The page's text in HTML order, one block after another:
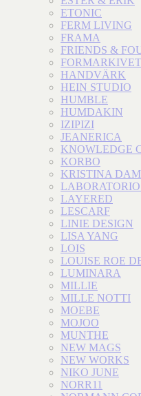
ETONIC
FERM LIVING
FRAMA
FRIENDS &
FORMARKIVET
HANDVÄRK
HEIN STUDIO
HUMBLE
HUMDAKIN
IZIPIZI
JEANERICA
KNOWLEDGE
KORBO
KRISTINA
LAYERED
LESCARF
LINIE DESIGN
LISA YANG
LOIS
LOUISE ROE
LUMINARA
MILLIE
MILLE NOTTI
MOEBE
MOJOO
MUNTHE
NEW MAGS
NEW WORKS
NIKO JUNE
NORR11